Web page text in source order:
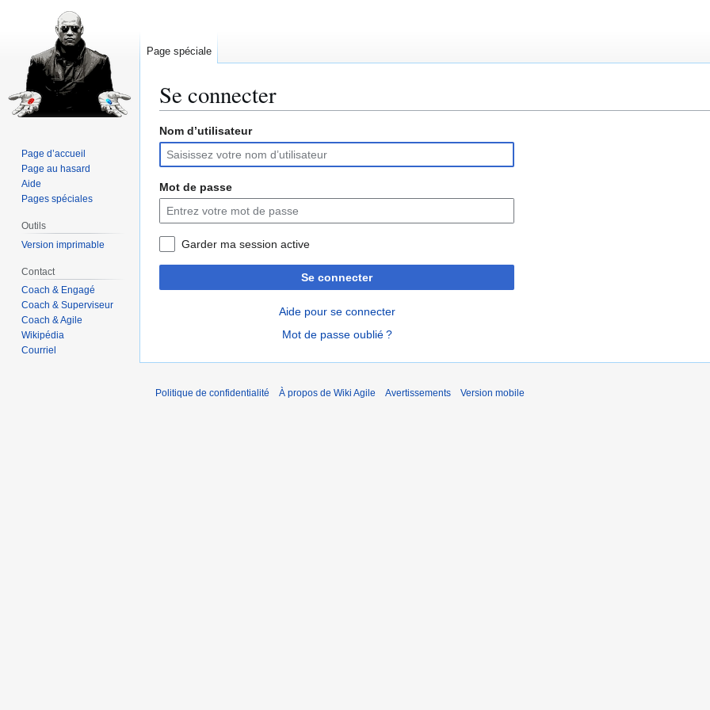
Se connecter
Aller
la
navigation
Aller
la
recherche
Nom d’utilisateur
Mot de passe
Garder ma session active
Se connecter
Aide pour se connecter
Mot de passe oublié ?
Page spéciale
Page d’accueil
Page au hasard
Aide
Pages spéciales
Outils
Version imprimable
Contact
Coach & Engagé
Coach & Superviseur
Coach & Agile
Wikipédia
Courriel
Politique de confidentialité À propos de Wiki Agile Avertissements Version mobile